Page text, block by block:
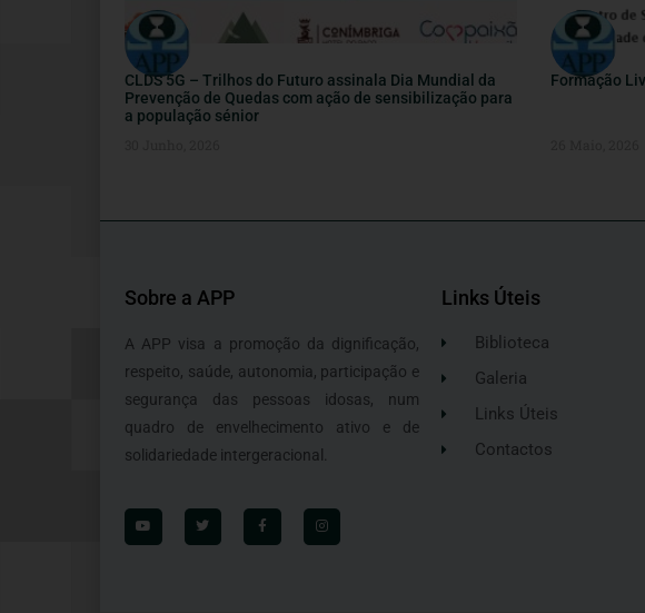
CLDS 5G – Trilhos do Futuro assinala Dia Mundial da
Prevenção de Quedas com ação de sensibilização para
a população sénior
Formação
Sobre a APP
A APP visa a promoção da dignificação,
respeito, saúde, autonomia, participação e
segurança das pessoas idosas, num
quadro de envelhecimento ativo e de
solidariedade intergeracional.
Links Úteis
Biblioteca
Galeria
Links Úteis
Contactos